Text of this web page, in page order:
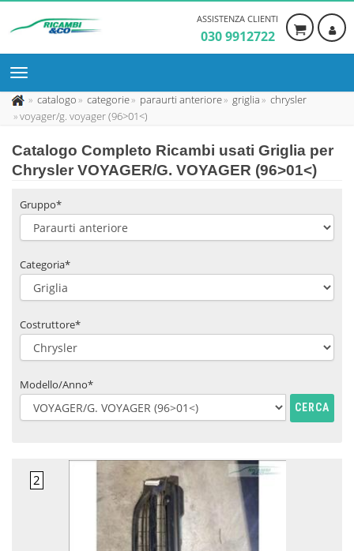
ASSISTENZA CLIENTI
030 9912722
catalogo categorie paraurti anteriore griglia
chrysler
voyager/g. voyager (96>01<)
Catalogo Completo Ricambi usati Griglia per
Chrysler VOYAGER/G. VOYAGER (96>01<)
Gruppo*
Categoria*
Costruttore*
Modello/Anno*
CERCA